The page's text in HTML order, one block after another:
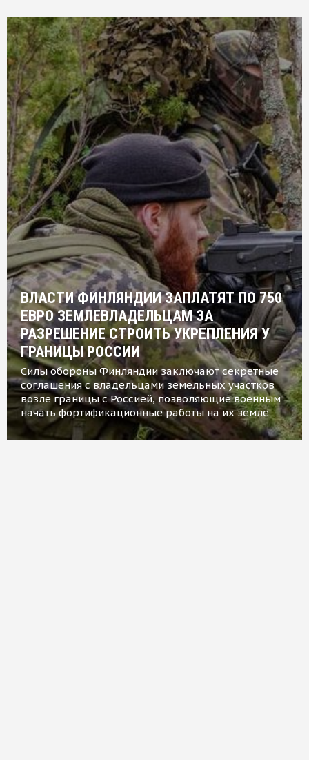
ВЛАСТИ ФИНЛЯНДИИ ЗАПЛАТЯТ ПО 750
ЕВРО ЗЕМЛЕВЛАДЕЛЬЦАМ ЗА
РАЗРЕШЕНИЕ СТРОИТЬ УКРЕПЛЕНИЯ У
ГРАНИЦЫ РОССИИ
Силы обороны Финляндии заключают секретные
соглашения с владельцами земельных участков
возле границы с Россией, позволяющие военным
начать фортификационные работы на их земле